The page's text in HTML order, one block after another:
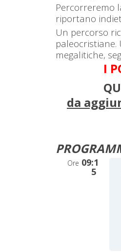
Percorreremo
riportano
Un percorso
megalitiche,
I
da
Ore 09:1
5